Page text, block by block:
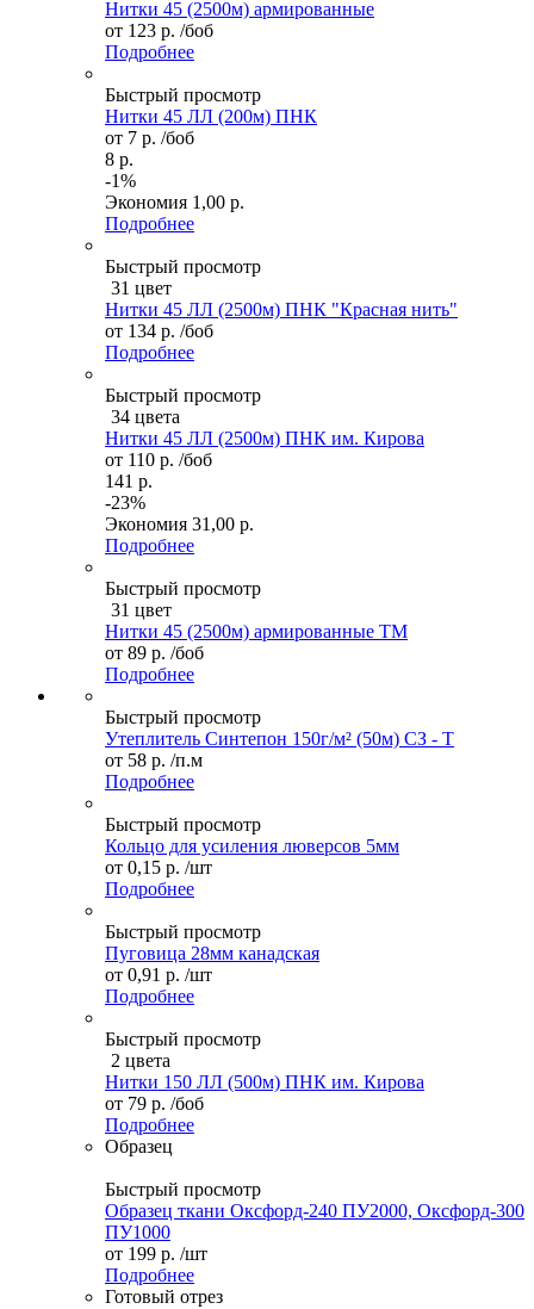
Нитки 45 (2500м) армированные
от 123 р. /боб
Подробнее
Быстрый просмотр
Нитки 45 ЛЛ (200м) ПНК
от 7 р. /боб
8 р.
-1%
Экономия 1,00 р.
Подробнее
Быстрый просмотр
31 цвет
Нитки 45 ЛЛ (2500м) ПНК "Красная нить"
от 134 р. /боб
Подробнее
Быстрый просмотр
34 цвета
Нитки 45 ЛЛ (2500м) ПНК им. Кирова
от 110 р. /боб
141 р.
-23%
Экономия 31,00 р.
Подробнее
Быстрый просмотр
31 цвет
Нитки 45 (2500м) армированные ТМ
от 89 р. /боб
Подробнее
Быстрый просмотр
Утеплитель Синтепон 150г/м² (50м) СЗ - Т
от 58 р. /п.м
Подробнее
Быстрый просмотр
Кольцо для усиления люверсов 5мм
от 0,15 р. /шт
Подробнее
Быстрый просмотр
Пуговица 28мм канадская
от 0,91 р. /шт
Подробнее
Быстрый просмотр
2 цвета
Нитки 150 ЛЛ (500м) ПНК им. Кирова
от 79 р. /боб
Подробнее
Образец
Быстрый просмотр
Образец ткани Оксфорд-240 ПУ2000, Оксфорд-300
ПУ1000
от 199 р. /шт
Подробнее
Готовый отрез